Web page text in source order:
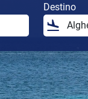
Destino